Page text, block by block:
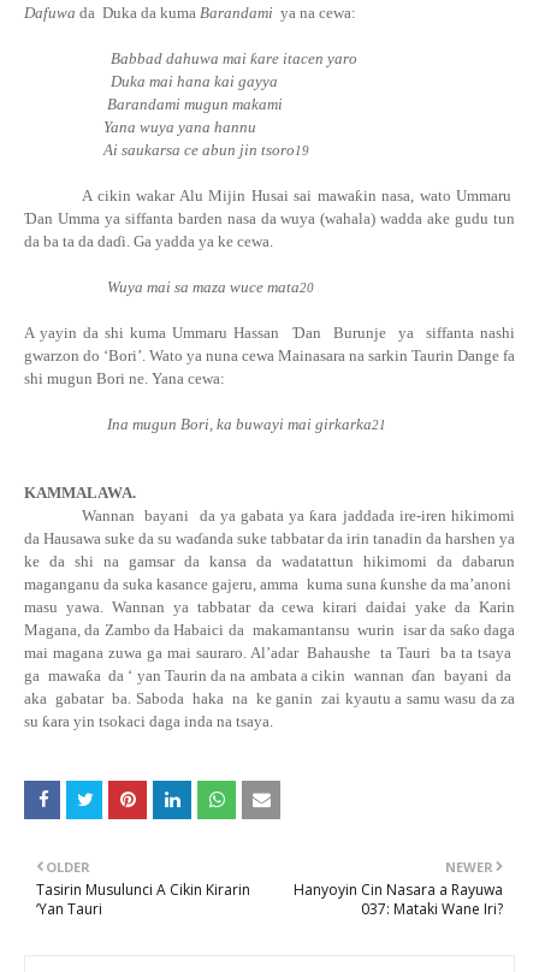
Dafuwa da Duka da kuma Barandami ya na cewa:
Babbad dahuwa mai ƙare itacen yaro
Duka mai hana kai gayya
Barandami mugun makami
Yana wuya yana hannu
Ai saukarsa ce abun jin tsoro 19
A cikin wakar Alu Mijin Husai sai mawaƙin nasa, wato Ummaru
Ɗan Umma ya siffanta barden nasa da wuya (wahala) wadda ake gudu tun
da ba ta da daɗi. Ga yadda ya ke cewa.
Wuya mai sa maza wuce mata20
A yayin da shi kuma Ummaru Hassan Ɗan Burunje ya
siffanta nashi
gwarzon do ‘Bori’. Wato ya nuna cewa Mainasara na sarkin Taurin Dange fa
shi mugun Bori ne. Yana cewa:
Ina mugun Bori, ka buwayi mai girkarka21
KAMMALAWA.
Wannan
bayani da ya gabata yaƙara jaddada ire-iren hikimomi
da Hausawa suke da su waɗanda suke tabbatar da irin tanadin da harshen ya
ke da shi na gamsar da kansa da wadatattun hikimomi da dabarun
maganganu da suka kasance gajeru, amma kuma suna ƙunshe da ma’anoni
masu yawa. Wannan ya tabbatar da cewa kirari daidai yake da Karin
Magana, da Zambo da Habaici da makamantansu wurin isar da saƙo daga
mai magana zuwa ga mai sauraro. Al’adar Bahaushe ta Tauri
ba ta tsaya
ga mawaƙa da ‘ yan Taurin da na ambata a cikin wannan ɗan bayani da
aka gabatar ba. Saboda haka na ke ganin zai kyautu a samu wasu da za
su ƙara yin tsokaci daga inda na tsaya.
NEWER
Hanyoyin Cin Nasara a Rayuwa
037: Mataki Wane Iri?
OLDER
Tasirin Musulunci A Cikin Kirarin
‘Yan Tauri